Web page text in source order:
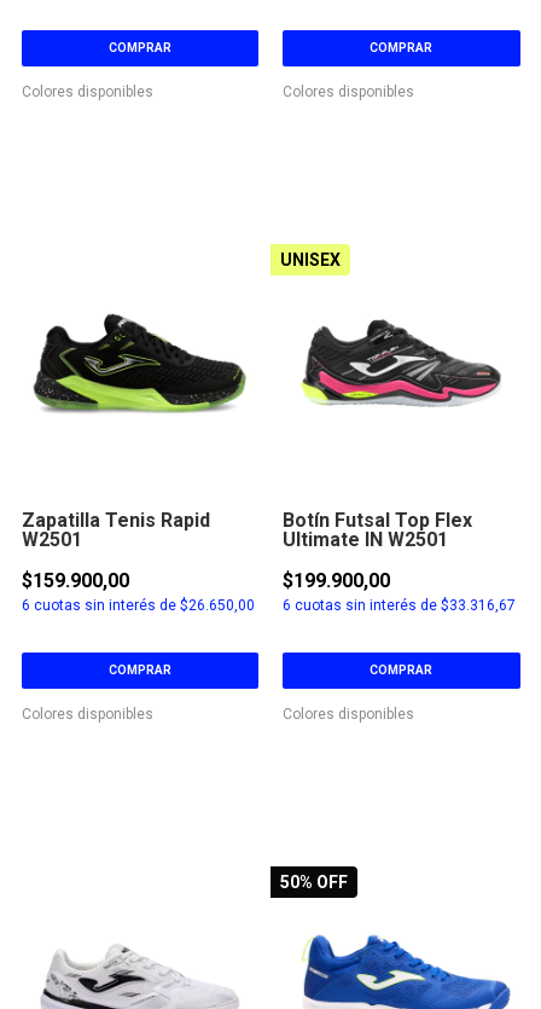
COMPRAR
Colores disponibles
COMPRAR
Colores disponibles
Zapatilla Tenis Rapid
W2501
$159.900,00
6 cuotas sin interés de $26.650,00
COMPRAR
Colores disponibles
UNISEX
Botín Futsal Top Flex
Ultimate IN W2501
$199.900,00
6 cuotas sin interés de $33.316,67
COMPRAR
Colores disponibles
50% OFF